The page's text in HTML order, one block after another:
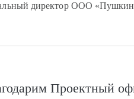
директор ООО
Проектный